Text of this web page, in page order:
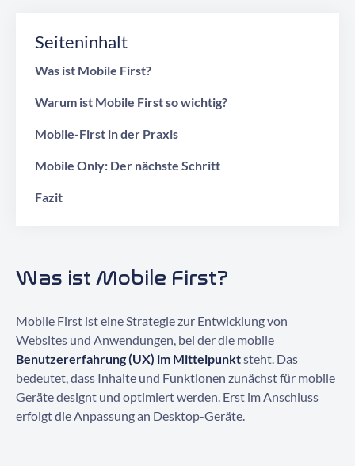
Seiteninhalt
Was ist Mobile First?
Warum ist Mobile First so wichtig?
Mobile-First in der Praxis
Mobile Only: Der nächste Schritt
Fazit
Was ist Mobile First?
Mobile First ist eine Strategie zur Entwicklung von
Websites und Anwendungen, bei der die mobile
Benutzererfahrung (UX) im Mittelpunktsteht. Das
bedeutet, dass Inhalte und Funktionen zunächst für mobile
Geräte designt und optimiert werden. Erst im Anschluss
erfolgt die Anpassung an Desktop-Geräte.